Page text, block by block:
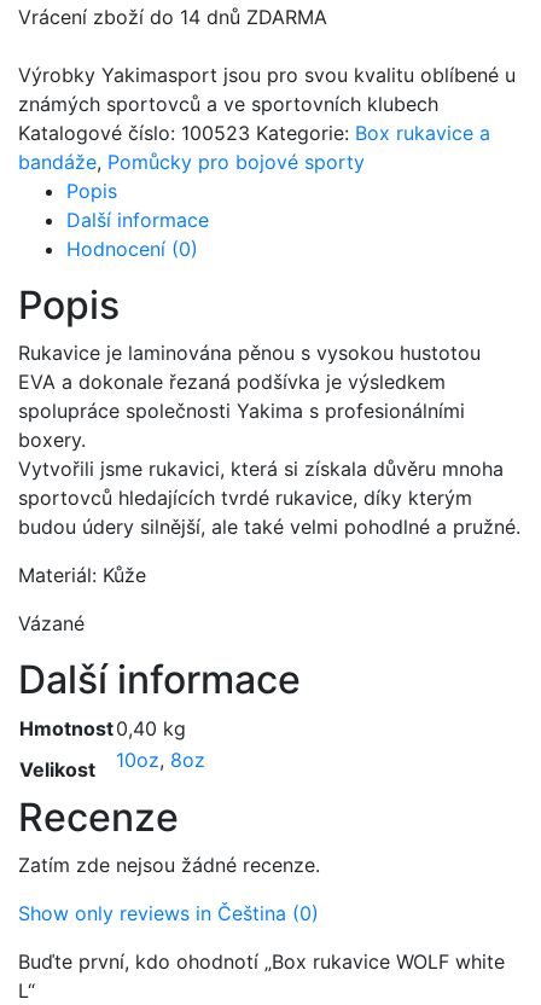
Vrácení zboží do 14 dnů ZDARMA
Výrobky Yakimasport jsou pro svou kvalitu oblíbené u
známých sportovců a ve sportovních klubech
Katalogové číslo: 100523 Kategorie: Box rukavice a
bandáže, Pomůcky pro bojové sporty
Popis
Další informace
Hodnocení (0)
Popis
Rukavice je laminována pěnou s vysokou hustotou
EVA a dokonale řezaná podšívka je výsledkem
spolupráce společnosti Yakima s profesionálními
boxery.
Vytvořili jsme rukavici, která si získala důvěru mnoha
sportovců hledajících tvrdé rukavice, díky kterým
budou údery silnější, ale také velmi pohodlné a pružné.
Materiál: Kůže
Vázané
Další informace
Hmotnost0,40 kg
Velikost
10oz, 8oz
Recenze
Zatím zde nejsou žádné recenze.
Show only reviews in Čeština (0)
Buďte první, kdo ohodnotí „Box rukavice WOLF white
L“